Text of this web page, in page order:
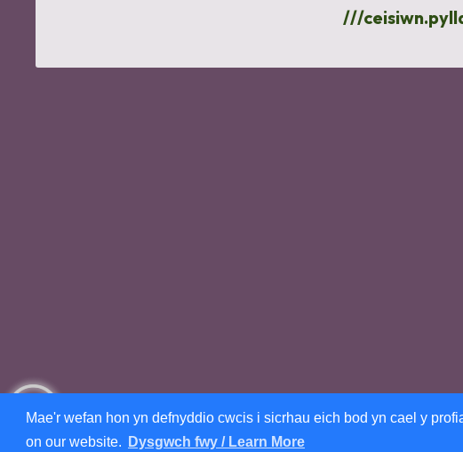
Mae'r wefan hon yn defnyddio cwcis i sicrhau eich bod yn cael y
on our website.
Dysgwch fwy / Learn More
///